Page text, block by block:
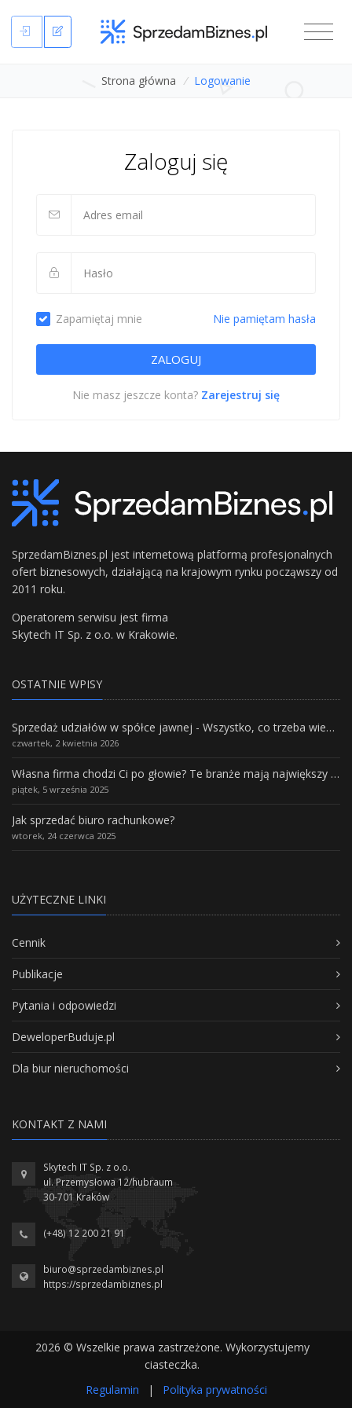
Strona główna / Logowanie
Zaloguj się
Zapamiętaj mnie Nie pamiętam hasła
Nie masz jeszcze konta? Zarejestruj się
SprzedamBiznes.pl jest internetową platformą profesjonalnych
ofert biznesowych, działającą na krajowym rynku począwszy od
2011 roku.
Operatorem serwisu jest firma
Skytech IT Sp. z o.o. w Krakowie.
OSTATNIE WPISY
Sprzedaż udziałów w spółce jawnej - Wszystko, co trzeba wiedzieć.
czwartek, 2 kwietnia 2026
Własna firma chodzi Ci po głowie? Te branże mają największy potencjał rozwoju
piątek, 5 września 2025
Jak sprzedać biuro rachunkowe?
wtorek, 24 czerwca 2025
UŻYTECZNE LINKI
Cennik
Publikacje
Pytania i odpowiedzi
DeweloperBuduje.pl
Dla biur nieruchomości
KONTAKT Z NAMI
Skytech IT Sp. z o.o.
ul. Przemysłowa 12/hubraum
30-701 Kraków
(+48) 12 200 21 91
biuro@sprzedambiznes.pl
https://sprzedambiznes.pl
2026 © Wszelkie prawa zastrzeżone. Wykorzystujemy
ciasteczka.
Regulamin
| Polityka prywatności